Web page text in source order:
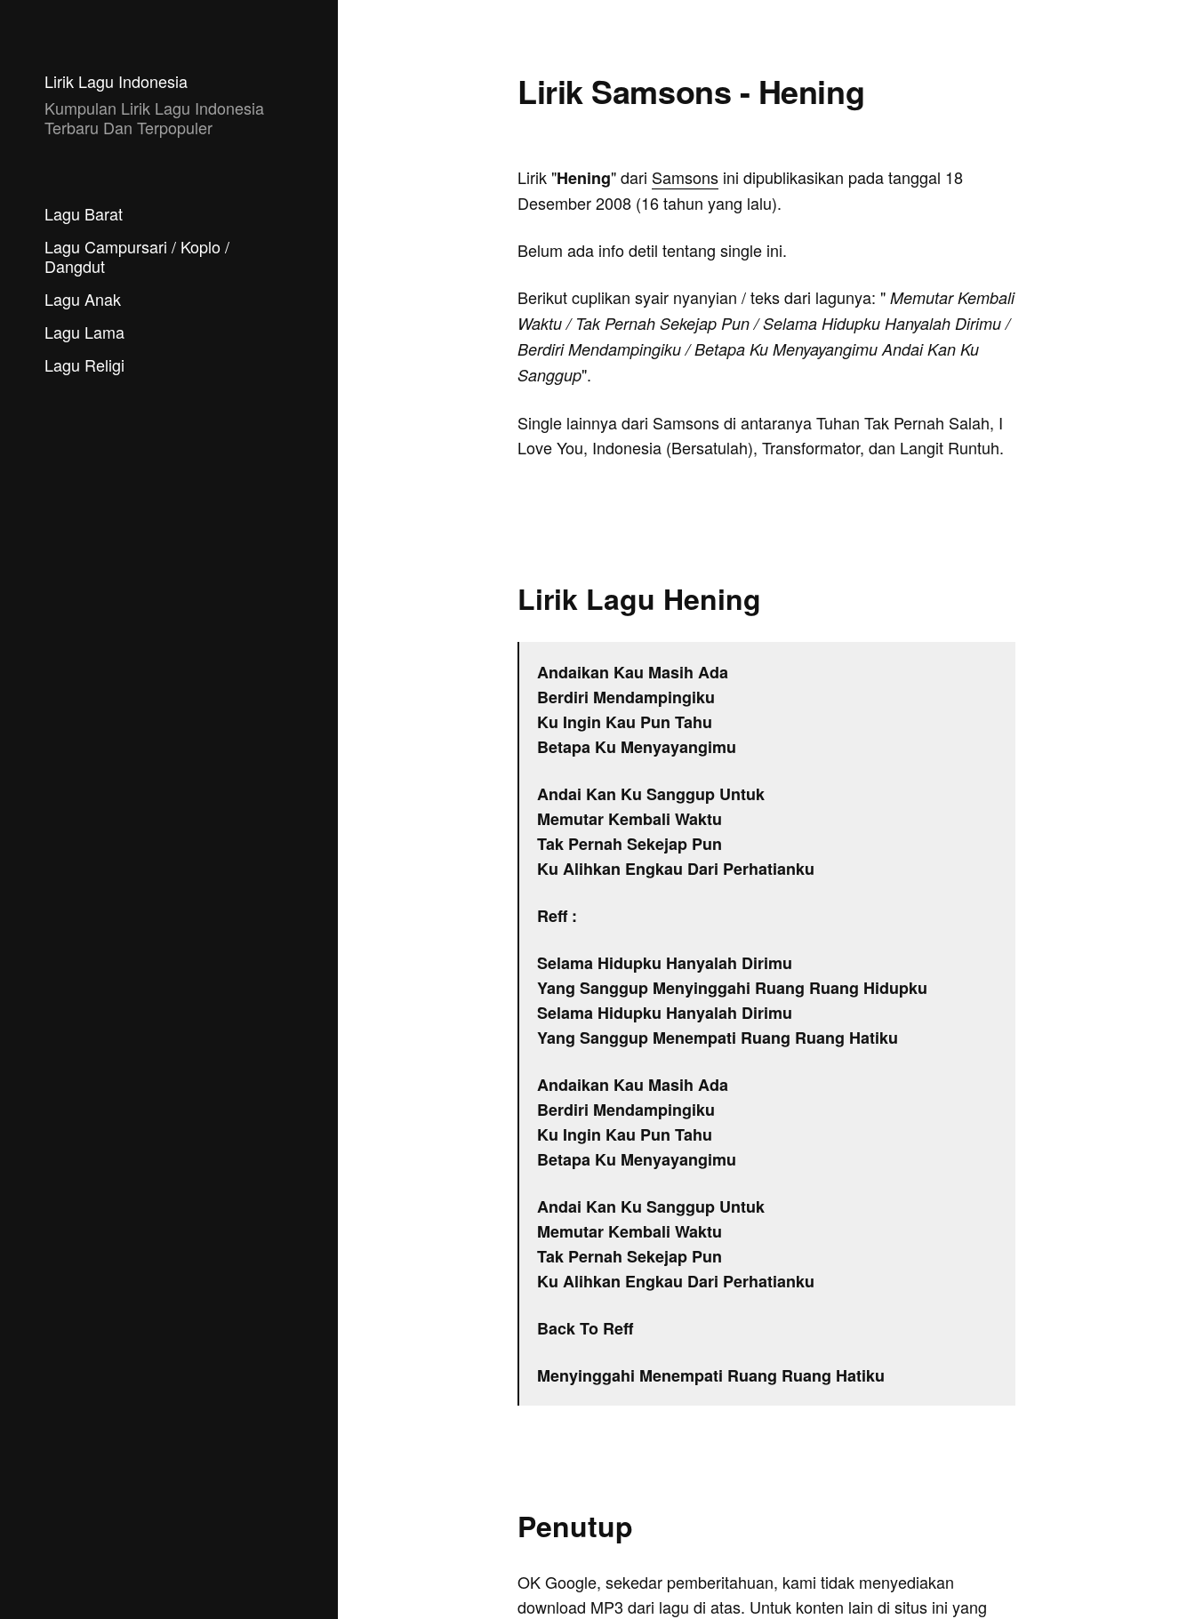
Lirik Lagu Indonesia
Kumpulan Lirik Lagu Indonesia
Terbaru Dan Terpopuler
Lagu Barat
Lagu Campursari / Koplo /
Dangdut
Lagu Anak
Lagu Lama
Lagu Religi
Lirik Samsons - Hening
Lirik "Hening" dari Samsons ini dipublikasikan pada tanggal 18
Desember 2008 (16 tahun yang lalu).
Belum ada info detil tentang single ini.
Berikut cuplikan syair nyanyian / teks dari lagunya: " Memutar Kembali
Waktu / Tak Pernah Sekejap Pun / Selama Hidupku Hanyalah Dirimu /
Berdiri Mendampingiku / Betapa Ku Menyayangimu Andai Kan Ku
Sanggup".
Single lainnya dari Samsons di antaranya Tuhan Tak Pernah Salah, I
Love You, Indonesia (Bersatulah), Transformator, dan Langit Runtuh.
Lirik Lagu Hening
Andaikan Kau Masih Ada
Berdiri Mendampingiku
Ku Ingin Kau Pun Tahu
Betapa Ku Menyayangimu
Andai Kan Ku Sanggup Untuk
Memutar Kembali Waktu
Tak Pernah Sekejap Pun
Ku Alihkan Engkau Dari Perhatianku
Reff :
Selama Hidupku Hanyalah Dirimu
Yang Sanggup Menyinggahi Ruang Ruang Hidupku
Selama Hidupku Hanyalah Dirimu
Yang Sanggup Menempati Ruang Ruang Hatiku
Andaikan Kau Masih Ada
Berdiri Mendampingiku
Ku Ingin Kau Pun Tahu
Betapa Ku Menyayangimu
Andai Kan Ku Sanggup Untuk
Memutar Kembali Waktu
Tak Pernah Sekejap Pun
Ku Alihkan Engkau Dari Perhatianku
Back To Reff
Menyinggahi Menempati Ruang Ruang Hatiku
Penutup
OK Google, sekedar pemberitahuan, kami tidak menyediakan
download MP3 dari lagu di atas. Untuk konten lain di situs ini yang